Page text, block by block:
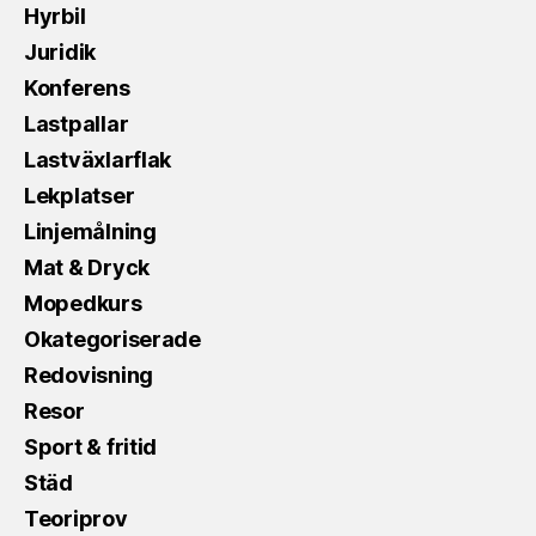
Hyrbil
Juridik
Konferens
Lastpallar
Lastväxlarflak
Lekplatser
Linjemålning
Mat & Dryck
Mopedkurs
Okategoriserade
Redovisning
Resor
Sport & fritid
Städ
Teoriprov